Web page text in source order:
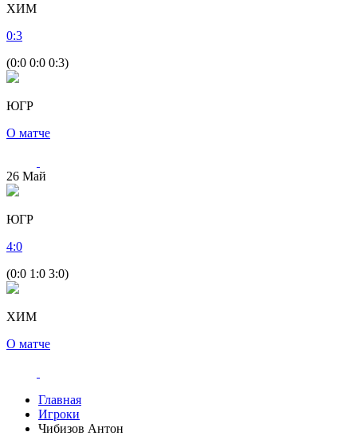
ХИМ
0:3
(0:0 0:0 0:3)
ЮГР
О матче
26 Май
ЮГР
4:0
(0:0 1:0 3:0)
ХИМ
О матче
Главная
Игроки
Чибизов Антон